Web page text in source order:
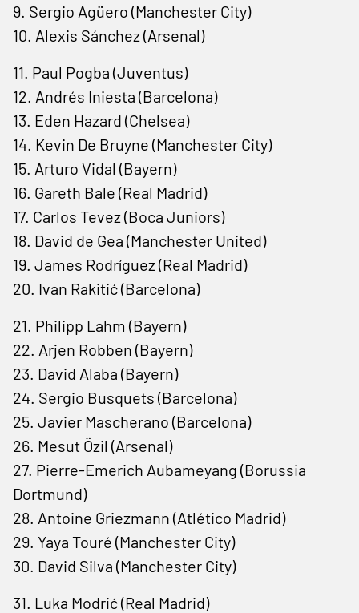
9. Sergio Agüero (Manchester City)
10. Alexis Sánchez (Arsenal)
11. Paul Pogba (Juventus)
12. Andrés Iniesta (Barcelona)
13. Eden Hazard (Chelsea)
14. Kevin De Bruyne (Manchester City)
15. Arturo Vidal (Bayern)
16. Gareth Bale (Real Madrid)
17. Carlos Tevez (Boca Juniors)
18. David de Gea (Manchester United)
19. James Rodríguez (Real Madrid)
20. Ivan Rakitić (Barcelona)
21. Philipp Lahm (Bayern)
22. Arjen Robben (Bayern)
23. David Alaba (Bayern)
24. Sergio Busquets (Barcelona)
25. Javier Mascherano (Barcelona)
26. Mesut Özil (Arsenal)
27. Pierre-Emerich Aubameyang (Borussia
Dortmund)
28. Antoine Griezmann (Atlético Madrid)
29. Yaya Touré (Manchester City)
30. David Silva (Manchester City)
31. Luka Modrić (Real Madrid)